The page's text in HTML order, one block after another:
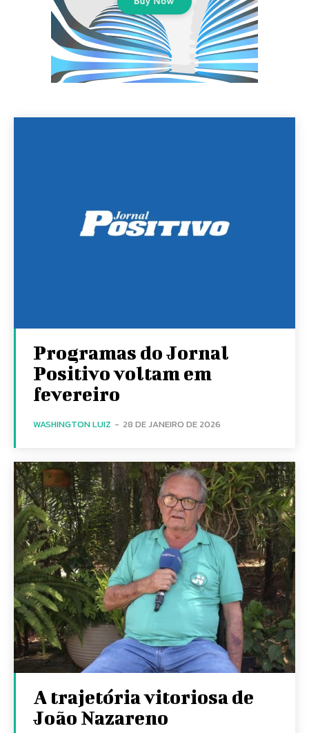
Programas do Jornal
Positivo voltam em
fevereiro
WASHINGTON LUIZ - 28 DE JANEIRO DE 2026
A trajetória vitoriosa de
João Nazareno